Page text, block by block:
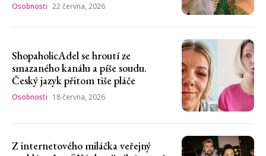
Osobnosti 22 června, 2026
ShopaholicAdel se hroutí ze
smazaného kanálu a píše soudu.
Český jazyk přitom tiše pláče
Osobnosti 18 června, 2026
Z internetového miláčka veřejný